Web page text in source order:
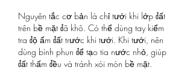
Nguyên tắc cơ bản là chỉ tưới khi lớp đất
trên bề mặt đã khô. Có thể dùng tay kiểm
tra độ ẩm đất trước khi tưới. Khi tưới, nên
dùng bình phun để tạo tia nước nhỏ, giúp
đất thấm đều và tránh xói mòn bề mặt.